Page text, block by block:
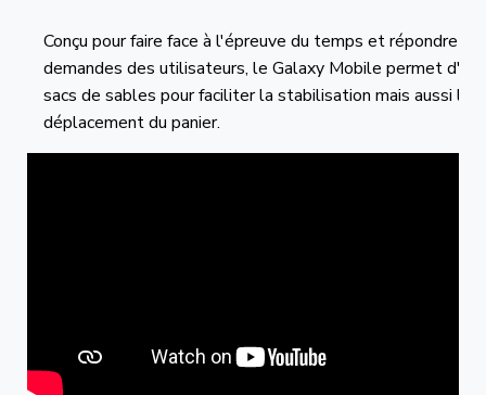
Conçu pour faire face à l'épreuve du temps et répondre
demandes des utilisateurs, le Galaxy Mobile permet
sacs de sables pour faciliter la stabilisation mais aussi le
déplacement du panier.